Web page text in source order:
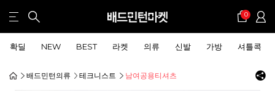
0
확딜 NEW BEST 라켓 의류 신발 가방 셔틀콕
배드민턴의류 테크니스트 남여공용티셔츠